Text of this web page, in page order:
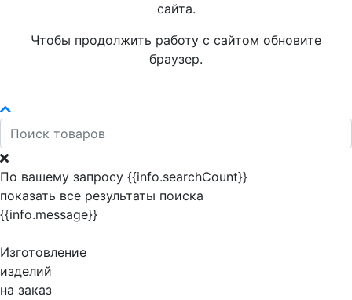
сайта.
Чтобы продолжить работу с сайтом обновите
браузер.
По вашему запросу {{info.searchCount}}
показать все результаты поиска
{{info.message}}
Изготовление
изделий
на заказ